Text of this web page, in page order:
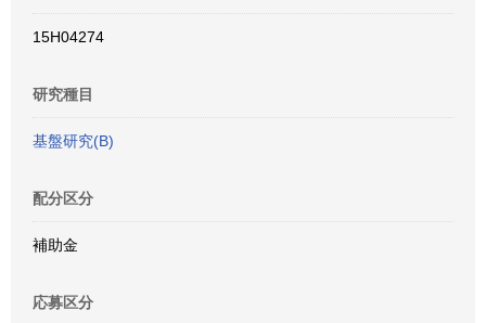
15H04274
研究種目
基盤研究(B)
配分区分
補助金
応募区分